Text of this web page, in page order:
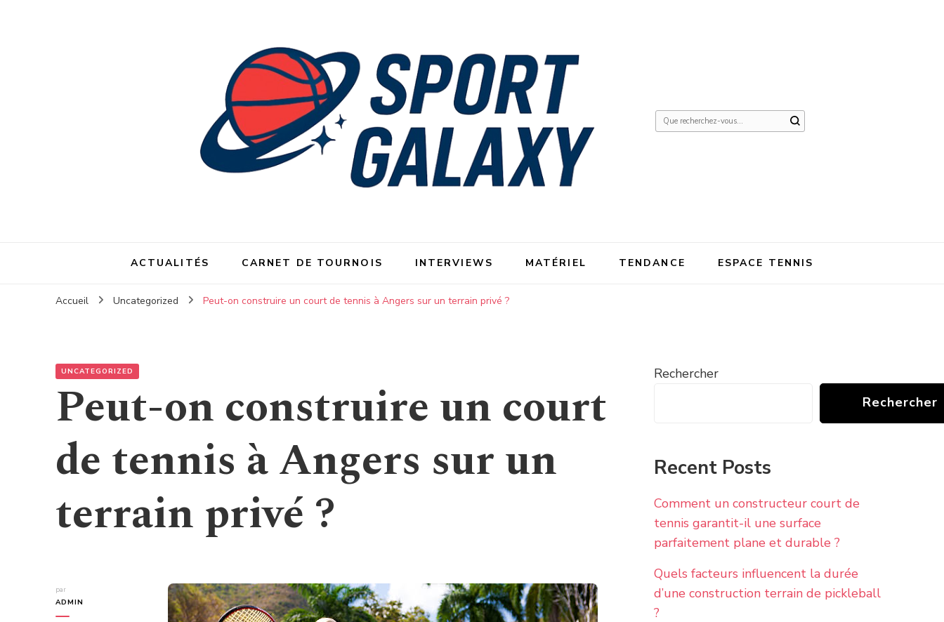
Vous
ACTUALITÉS CARNET DE TOURNOIS INTERVIEWS MATÉRIEL TENDANCE ESPACE TENNIS
Accueil Uncategorized Peut-on construire un court de tennis à Angers sur un terrain privé ?
UNCATEGORIZED
Peut-on construire un court
de tennis à Angers sur un
terrain privé ?
par
ADMIN
Rechercher
Rechercher
Recent Posts
Comment un constructeur court de
tennis garantit-il une surface
parfaitement plane et durable ?
Quels facteurs influencent la durée
d’une construction terrain de pickleball
?